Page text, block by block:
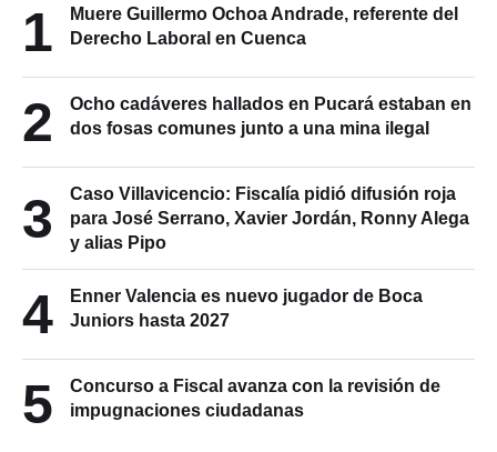
1
Muere Guillermo Ochoa Andrade, referente del
Derecho Laboral en Cuenca
2
Ocho cadáveres hallados en Pucará estaban en
dos fosas comunes junto a una mina ilegal
3
Caso Villavicencio: Fiscalía pidió difusión roja
para José Serrano, Xavier Jordán, Ronny Alega
y alias Pipo
4
Enner Valencia es nuevo jugador de Boca
Juniors hasta 2027
5
Concurso a Fiscal avanza con la revisión de
impugnaciones ciudadanas